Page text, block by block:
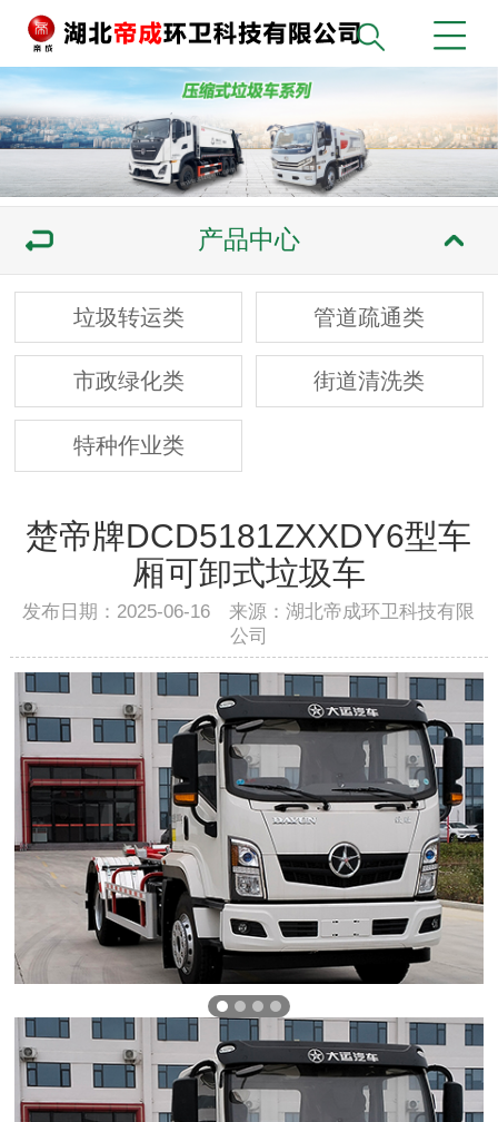
产品中心
垃圾转运类 管道疏通类
市政绿化类 街道清洗类
特种作业类
楚帝牌DCD5181ZXXDY6型车
厢可卸式垃圾车
发布日期：2025-06-16 来源：湖北帝成环卫科技有限
公司